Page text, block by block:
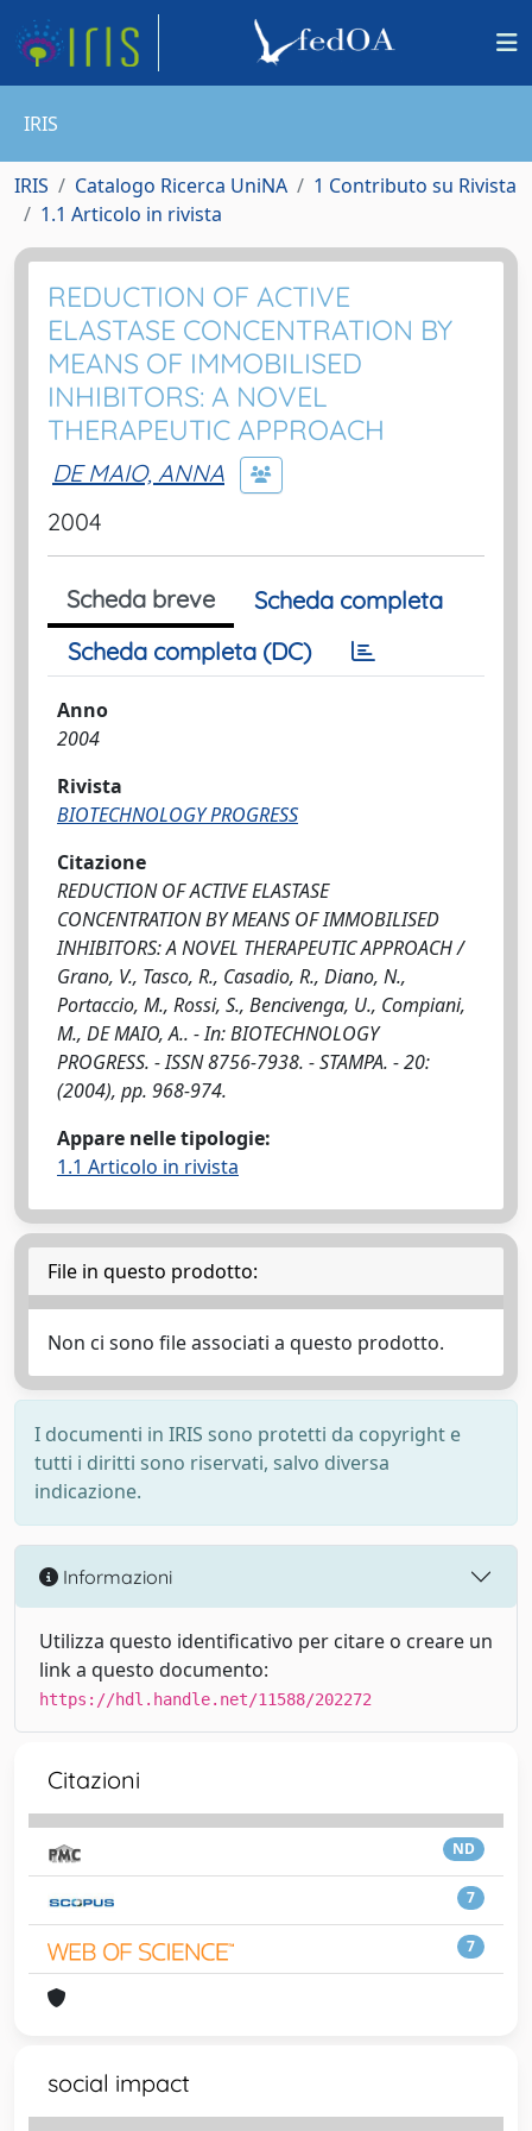
IRIS
IRIS Catalogo Ricerca UniNA
1 Contributo su Rivista
1.1 Articolo in rivista
REDUCTION OF ACTIVE
ELASTASE CONCENTRATION BY
MEANS OF IMMOBILISED
INHIBITORS: A NOVEL
THERAPEUTIC APPROACH
DE MAIO, ANNA
2004
Scheda breve
Scheda completa
Scheda completa (DC)
Anno
2004
Rivista
BIOTECHNOLOGY PROGRESS
Citazione
REDUCTION OF ACTIVE ELASTASE
CONCENTRATION BY MEANS OF IMMOBILISED
INHIBITORS: A NOVEL THERAPEUTIC APPROACH /
Grano, V., Tasco, R., Casadio, R., Diano, N.,
Portaccio, M., Rossi, S., Bencivenga, U., Compiani,
M., DE MAIO, A.. - In: BIOTECHNOLOGY
PROGRESS. - ISSN 8756-7938. - STAMPA. - 20:
(2004), pp. 968-974.
Appare nelle tipologie:
1.1 Articolo in rivista
File in questo prodotto:
Non ci sono file associati a questo prodotto.
I documenti in IRIS sono protetti da copyright e
tutti i diritti sono riservati, salvo diversa
indicazione.
Informazioni
Utilizza questo identificativo per citare o creare un
link a questo documento:
https://hdl.handle.net/11588/202272
Citazioni
ND
7
7
social impact